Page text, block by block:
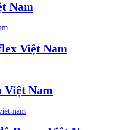
Nam
Việt Nam
Việt Nam